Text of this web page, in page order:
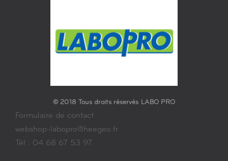
© 2018 Tous droits réservés LABO PRO
Formulaire de contact
webshop-labopro@heegeo.fr
Tél : 04 68 67 53 97